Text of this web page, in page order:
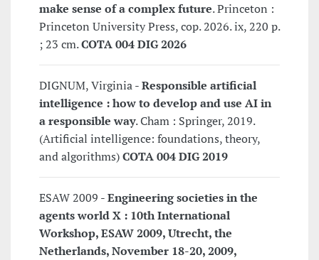
make sense of a complex future. Princeton :
Princeton University Press, cop. 2026. ix, 220 p.
; 23 cm.COTA 004 DIG 2026
DIGNUM, Virginia -Responsible artificial
intelligence : how to develop and use AI in
a responsible way. Cham : Springer, 2019.
(Artificial intelligence: foundations, theory,
and algorithms)COTA 004 DIG 2019
ESAW 2009 -Engineering societies in the
agents world X : 10th International
Workshop, ESAW 2009, Utrecht, the
Netherlands, November 18-20, 2009,